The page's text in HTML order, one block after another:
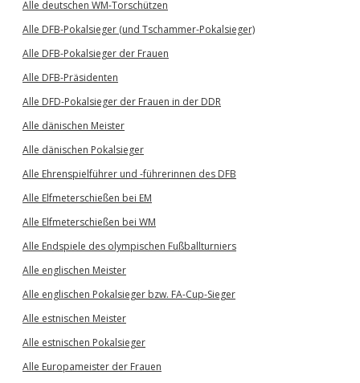
Alle deutschen WM-Torschützen
Alle DFB-Pokalsieger (und Tschammer-Pokalsieger)
Alle DFB-Pokalsieger der Frauen
Alle DFB-Präsidenten
Alle DFD-Pokalsieger der Frauen in der DDR
Alle dänischen Meister
Alle dänischen Pokalsieger
Alle Ehrenspielführer und -führerinnen des DFB
Alle Elfmeterschießen bei EM
Alle Elfmeterschießen bei WM
Alle Endspiele des olympischen Fußballturniers
Alle englischen Meister
Alle englischen Pokalsieger bzw. FA-Cup-Sieger
Alle estnischen Meister
Alle estnischen Pokalsieger
Alle Europameister der Frauen